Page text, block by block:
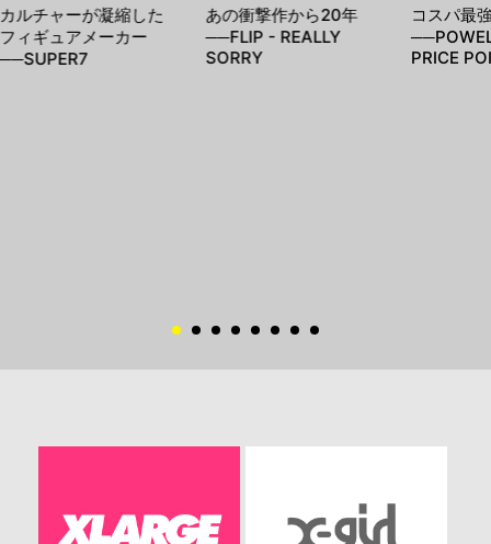
カルチャーが凝縮した
フィギュアメーカー
──SUPER7
あの衝撃作から20年
──FLIP - REALLY
SORRY
コスパ最
PRICE